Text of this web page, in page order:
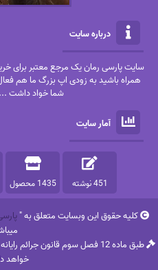
درباره سایت
سایت پارسی رمان یک مرجع معتبر برای
همراه باشید به زودی اپ بزرگ ما هم
شما خواد داشت
آمار سایت
451 نوشته 1435 محصول
کلیه حقوق این وبسایت متعلق به "
طبق ماده 12 فصل سوم قانون
خواهد